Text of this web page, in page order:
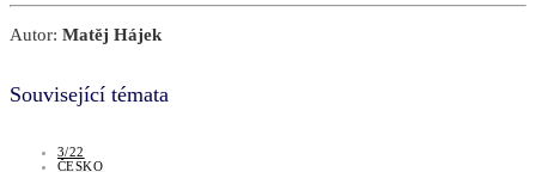
Autor: Matěj Hájek
Související témata
3/22
ČESKO